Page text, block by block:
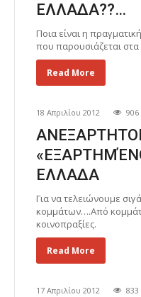
ΕΛΛΑΔΑ??…
Ποια είναι η
που παρουσιάζεται
Read More
18 Απριλίου 2012 906
ΕΛΛΑΔΑ
Για να τελειώνουμε
κομμάτων….Από
κοινοπραξίες.
Read More
17 Απριλίου 2012 833